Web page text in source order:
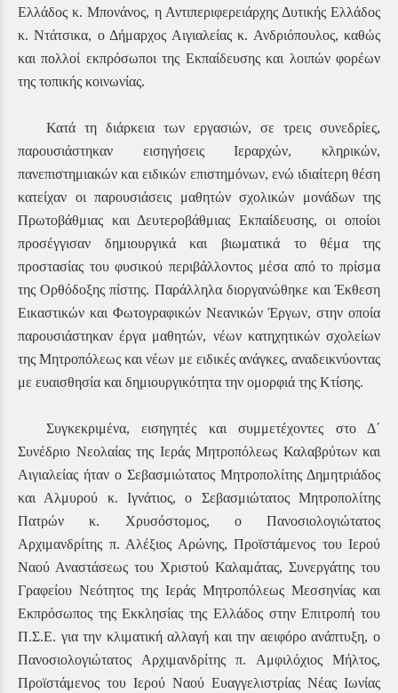
Ελλάδος κ. Μπονάνος, η Αντιπεριφερειάρχης Δυτικής Ελλάδος
κ. Ντάτσικα, ο Δήμαρχος Αιγιαλείας κ. Ανδριόπουλος, καθώς
και πολλοί εκπρόσωποι της Εκπαίδευσης και λοιπών φορέων
της τοπικής κοινωνίας.
Κατά τη διάρκεια των εργασιών, σε τρεις συνεδρίες,
παρουσιάστηκαν εισηγήσεις Ιεραρχών, κληρικών,
πανεπιστημιακών και ειδικών επιστημόνων, ενώ ιδιαίτερη θέση
κατείχαν οι παρουσιάσεις μαθητών σχολικών μονάδων της
Πρωτοβάθμιας και Δευτεροβάθμιας Εκπαίδευσης, οι οποίοι
προσέγγισαν δημιουργικά και βιωματικά το θέμα της
προστασίας του φυσικού περιβάλλοντος μέσα από το πρίσμα
της Ορθόδοξης πίστης. Παράλληλα διοργανώθηκε και Έκθεση
Εικαστικών και Φωτογραφικών Νεανικών Έργων, στην οποία
παρουσιάστηκαν έργα μαθητών, νέων κατηχητικών σχολείων
της Μητροπόλεως και νέων με ειδικές ανάγκες, αναδεικνύοντας
με ευαισθησία και δημιουργικότητα την ομορφιά της Κτίσης.
Συγκεκριμένα, εισηγητές και συμμετέχοντες στο Δ΄
Συνέδριο Νεολαίας της Ιεράς Μητροπόλεως Καλαβρύτων και
Αιγιαλείας ήταν ο Σεβασμιώτατος Μητροπολίτης Δημητριάδος
και Αλμυρού κ. Ιγνάτιος, ο Σεβασμιώτατος Μητροπολίτης
Πατρών κ. Χρυσόστομος, ο Πανοσιολογιώτατος
Αρχιμανδρίτης π. Αλέξιος Αρώνης, Προϊστάμενος του Ιερού
Ναού Αναστάσεως του Χριστού Καλαμάτας, Συνεργάτης του
Γραφείου Νεότητος της Ιεράς Μητροπόλεως Μεσσηνίας και
Εκπρόσωπος της Εκκλησίας της Ελλάδος στην Επιτροπή του
Π.Σ.Ε. για την κλιματική αλλαγή και την αειφόρο ανάπτυξη, ο
Πανοσιολογιώτατος Αρχιμανδρίτης π. Αμφιλόχιος Μήλτος,
Προϊστάμενος του Ιερού Ναού Ευαγγελιστρίας Νέας Ιωνίας